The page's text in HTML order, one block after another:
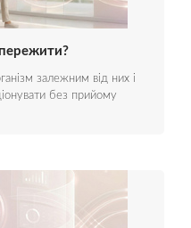
залежним від них і
без прийому